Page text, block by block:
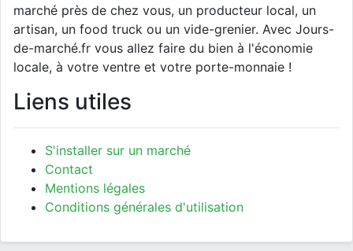
marché près de chez vous, un producteur local, un
artisan, un food truck ou un vide-grenier. Avec Jours-
de-marché.fr vous allez faire du bien à l'économie
locale, à votre ventre et votre porte-monnaie !
Liens utiles
S'installer sur un marché
Contact
Mentions légales
Conditions générales d'utilisation